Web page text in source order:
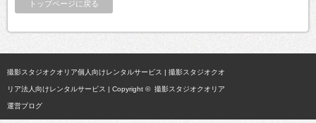
トップページに戻る
撮影スタジオクオリア個人向けレンタルサービス | 撮影スタジオクオ
リア法人向けレンタルサービス | Copyright © 撮影スタジオクオリア
運営ブログ